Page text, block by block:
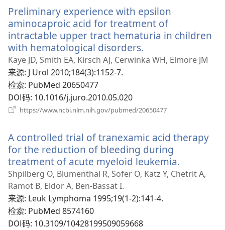
窗
口）
Preliminary experience with epsilon
aminocaproic acid for treatment of
intractable upper tract hematuria in children
with hematological disorders.
开
Kaye JD, Smith EA, Kirsch AJ, Cerwinka WH, Elmore JM
来源‎: J Urol 2010;184(3):1152-7.
检索‎: PubMed 20650477
DOI码‎: 10.1016/j.juro.2010.05.020
https://www.ncbi.nlm.nih.gov/pubmed/20650477
窗
口）
A controlled trial of tranexamic acid therapy
for the reduction of bleeding during
treatment of acute myeloid leukemia.
开
Shpilberg O, Blumenthal R, Sofer O, Katz Y, Chetrit A,
Ramot B, Eldor A, Ben-Bassat I.
来源‎: Leuk Lymphoma 1995;19(1-2):141-4.
检索‎: PubMed 8574160
DOI码‎: 10.3109/10428199509059668